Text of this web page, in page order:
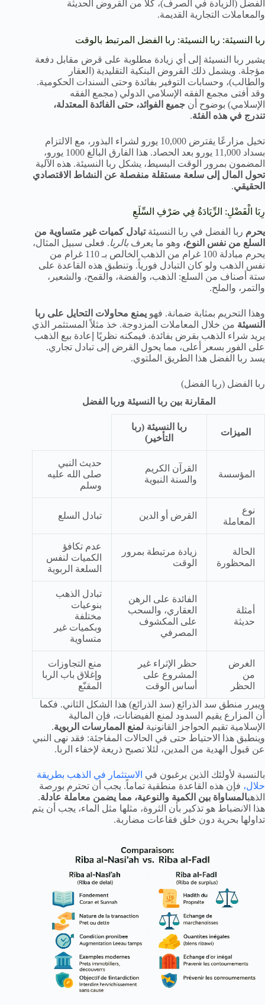
الفضل (الزيادة في الصرف)، كلاً من القروض الحديثة
والمعاملات التجارية القديمة.
ربا النسيئة: ربا النسيئة: ربا الفضل المرتبط بالوقت
يشير ربا النسيئة إلى أي زيادة مطلوبة على قرض مقابل دفعة
مؤجلة. ويشمل ذلك القروض البنكية التقليدية (العقار
والطالب)، وحسابات التوفير بفائدة وحتى السندات الحكومية.
وقد أفتى مجمع الفقه الإسلامي الدولي (مجمع الفقه
الإسلامي) بوضوح أن جميع الفوائد، حتى الفائدة المعتدلة،
تندرج في هذه الفئة.
تخيل مزارعًا يقترض 10,000 يورو لشراء البذور، مع الالتزام
بسداد 11,000 يورو بعد الحصاد. هذا الفارق البالغ 1000 يورو،
المضمون بمرور الوقت البسيط، يشكل ربا النسيئة. هذه الآلية
تحول المال إلى سلعة مستقلة منفصلة عن النشاط الاقتصادي
الحقيقي.
رِبَا الْفَضْلِ: الزِّيَادَةُ فِي صَرْفِ السِّلَعِ
يحرم ربا الفضل في ربا النسيئةتبادل كميات غير متساوية من
السلع من نفس النوع، وهو ما يعرف بالربا. فعلى سبيل المثال،
يحرم مبادلة 100 غرام من الذهب الخالص بـ 110 غرام من
نفس الذهب ولو كان التبادل فورياً. وتنطبق هذه القاعدة على
ستة أصناف من السلع: الذهب، والفضة، والقمح، والشعير،
والتمر، والملح.
وهذا التحريم بمثابة ضمانة. فهو يمنع محاولات التحايل على ربا
النسيئة من خلال المعاملات المزدوجة. خذ مثلاً المستثمر الذي
يريد شراء الذهب بقرض بفائدة. فيمكنه نظريًا إعادة بيع الذهب
على الفور بسعر أعلى، مما يحول القرض إلى تبادل تجاري.
يسد ربا الفضل هذا الطريق الملتوي.
ربا الفضل (ربا الفضل)
المقارنة بين ربا النسيئة وربا الفضل
الميزات
ربا النسيئة (ربا
التأخير)
المؤسسة
القرآن الكريم
والسنة النبوية
حديث النبي
صلى الله عليه
وسلم
نوع
المعاملة
القرض أو الدين تبادل السلع
الحالة
المحظورة
زيادة مرتبطة بمرور
الوقت
عدم تكافؤ
الكميات لنفس
السلعة الربوية
أمثلة
حديثة
الفائدة على الرهن
العقاري، والسحب
على المكشوف
المصرفي
تبادل الذهب
بنوعيات
مختلفة
وبكميات غير
متساوية
الغرض
من
الحظر
حظر الإثراء غير
المشروع على
أساس الوقت
منع التجاوزات
وإغلاق باب الربا
المقنّع
ويبرر منطق سد الذرائع (سد الذرائع) هذا الشكل الثاني. فكما
أن المزارع يقيم السدود لمنع الفيضانات، فإن المالية
الإسلامية تقيم الحواجز القانونية لمنع الممارسات الربوية.
وينطبق هذا الاحتياط حتى في الحالات المفاجئة: فقد نهى النبي
عن قبول الهدية من المدين، لئلا تصبح ذريعة لإخفاء الربا.
بالنسبة لأولئك الذين يرغبون في الاستثمار في الذهب بطريقة
حلال، فإن هذه القاعدة منطقية تماماً. يجب أن تحترم بورصة
الذهبالمساواة بين الكمية والنوعية، مما يضمن معاملة عادلة.
هذا الانضباط هو تذكير بأن الثروة، مثلها مثل الماء، يجب أن يتم
تداولها بحرية دون خلق فقاعات مضاربة.